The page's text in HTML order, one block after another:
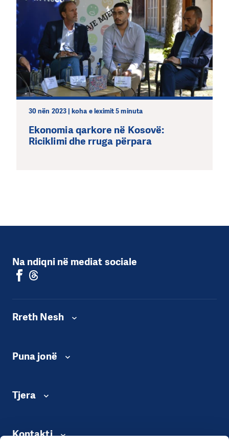
30 nën 2023 | koha e leximit 5 minuta
Ekonomia qarkore në Kosovë:
Riciklimi dhe rruga përpara
Na ndiqni në mediat sociale
Rreth Nesh
Puna jonë
Tjera
Kontakti